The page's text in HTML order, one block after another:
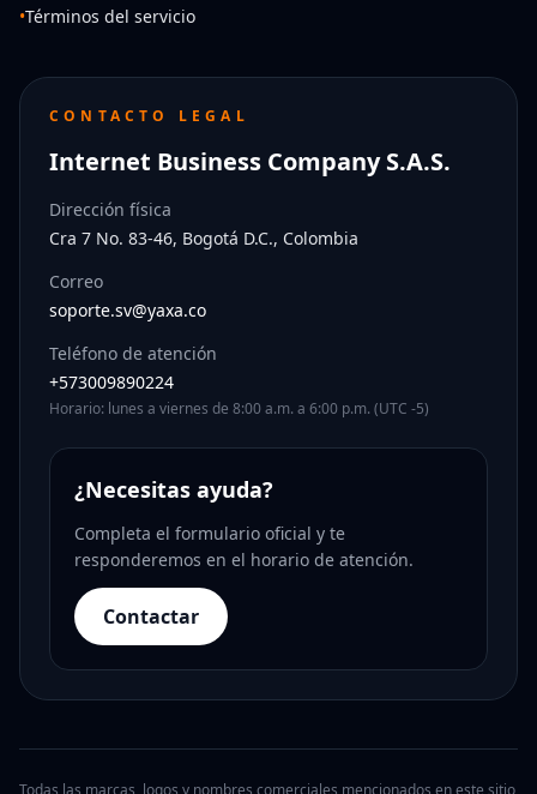
•Términos del servicio
CONTACTO LEGAL
Internet Business Company S.A.S.
Dirección física
Cra 7 No. 83-46, Bogotá D.C., Colombia
Correo
soporte.sv@yaxa.co
Teléfono de atención
+573009890224
Horario: lunes a viernes de 8:00 a.m. a 6:00 p.m. (UTC -5)
¿Necesitas ayuda?
Completa el formulario oficial y te
responderemos en el horario de atención.
Contactar
Todas las marcas, logos y nombres comerciales mencionados en este sitio